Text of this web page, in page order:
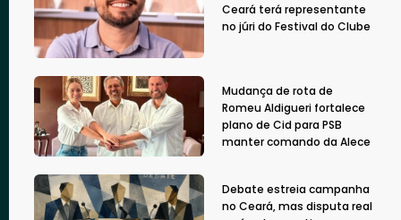
Ceará terá representante
no júri do Festival do Clube
Mudança de rota de
Romeu Aldigueri fortalece
plano de Cid para PSB
manter comando da Alece
Debate estreia campanha
no Ceará, mas disputa real